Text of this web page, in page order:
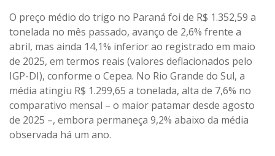
O preço médio do trigo no Paraná foi de R$ 1.352,59 a
tonelada no mês passado, avanço de 2,6% frente a
abril, mas ainda 14,1% inferior ao registrado em maio
de 2025, em termos reais (valores deflacionados pelo
IGP-DI), conforme o Cepea. No Rio Grande do Sul, a
média atingiu R$ 1.299,65 a tonelada, alta de 7,6% no
comparativo mensal – o maior patamar desde agosto
de 2025 –, embora permaneça 9,2% abaixo da média
observada há um ano.